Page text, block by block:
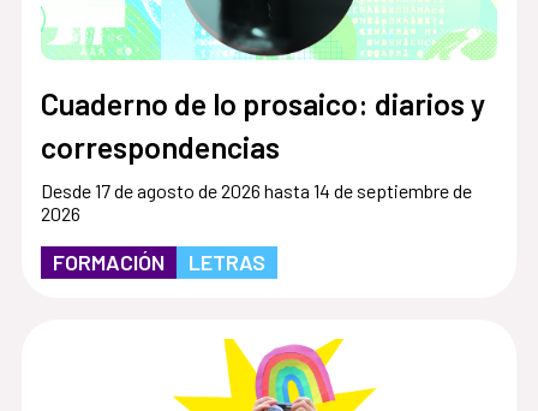
Cuaderno de lo prosaico: diarios y
correspondencias
Desde 17 de agosto de 2026 hasta 14 de septiembre de
2026
FORMACIÓN LETRAS